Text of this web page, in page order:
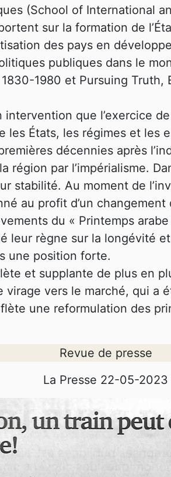
(School of International
sur la formation de
des pays en
publiques dans le
1980 et Pursuing
que l’exercice
les États, les régimes et les
décennies après
par l’impérialisme.
stabilité. Au moment de
au profit d’un
du « Printemps
leur règne sur la longévité
une position forte.
et supplante de plus en
vers le marché, qui a
une reformulation des
Revue de presse
La Presse 22-05-2023